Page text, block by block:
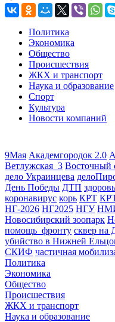
Политика
Экономика
Общество
Происшествия
ЖКХ и транспорт
Наука и образование
Спорт
Культура
Новости компаний
9Мая Академгородок 2.0
Ветлужская_3 Восточный
дело Украинцева
День Победы ДТП
коронавирус корь КРТ
НГ-2026 НГ2025 НГУ
Новосибирский зоопарк
помощь_фронту сквер на
убийство в Нижней
СКИФ частичная
Политика
Экономика
Общество
Происшествия
ЖКХ и транспорт
Наука и образование